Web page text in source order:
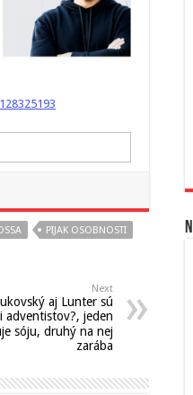
PIJAK OSOBNOSTI
Next
aj Lunter sú
adventistov?, jeden
sóju, druhý na nej
zarába